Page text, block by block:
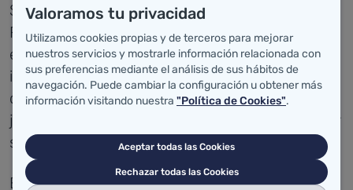
Se establece como "fecha de entrada en el
Registro" o fecha de inclusión en lista de
espera, la fecha de prescripción de la
intervención por el médico especialista
quirúrgico. El paciente podrá disponer de un
justificante de la misma, con el fin de acreditar
su permanencia en lista de espera.
El tiempo de espera en el Registro de
Valoramos tu privacidad
Utilizamos cookies propias y de terceros para mejorar
nuestros servicios y mostrarle información relacionada con
sus preferencias mediante el análisis de sus hábitos de
navegación. Puede cambiar la configuración u obtener más
información visitando nuestra "Política de Cookies".
Aceptar todas las Cookies
Rechazar todas las Cookies